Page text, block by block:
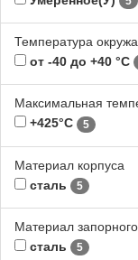
Температура
от -40 до +40 °С
Максимальная
+425°С
5
Материал корпуса
сталь
5
Материал
сталь
5